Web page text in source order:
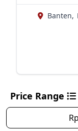
Banten,
Price Range